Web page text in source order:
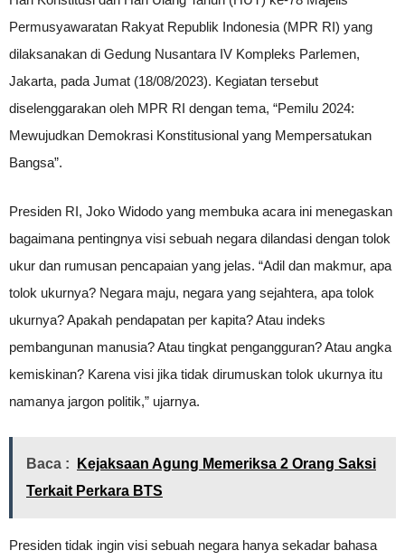
Permusyawaratan Rakyat Republik Indonesia (MPR RI) yang
dilaksanakan di Gedung Nusantara IV Kompleks Parlemen,
Jakarta, pada Jumat (18/08/2023). Kegiatan tersebut
diselenggarakan oleh MPR RI dengan tema, “Pemilu 2024:
Mewujudkan Demokrasi Konstitusional yang Mempersatukan
Bangsa”.
Presiden RI, Joko Widodo yang membuka acara ini menegaskan
bagaimana pentingnya visi sebuah negara dilandasi dengan tolok
ukur dan rumusan pencapaian yang jelas. “Adil dan makmur, apa
tolok ukurnya? Negara maju, negara yang sejahtera, apa tolok
ukurnya? Apakah pendapatan per kapita? Atau indeks
pembangunan manusia? Atau tingkat pengangguran? Atau angka
kemiskinan? Karena visi jika tidak dirumuskan tolok ukurnya itu
namanya jargon politik,” ujarnya.
Baca :
Kejaksaan Agung Memeriksa 2 Orang Saksi
Terkait Perkara BTS
Presiden tidak ingin visi sebuah negara hanya sekadar bahasa